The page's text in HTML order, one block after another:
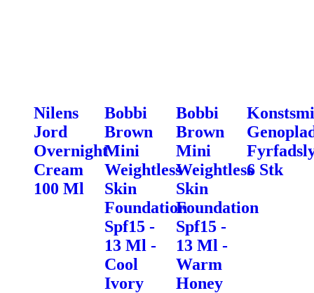
Nilens
Jord
Overnight
Cream
100 Ml
Bobbi
Brown
Mini
Weightless
Skin
Foundation
Spf15 -
13 Ml -
Cool
Ivory
Bobbi
Brown
Mini
Weightless
Skin
Foundation
Spf15 -
13 Ml -
Warm
Honey
6 Stk